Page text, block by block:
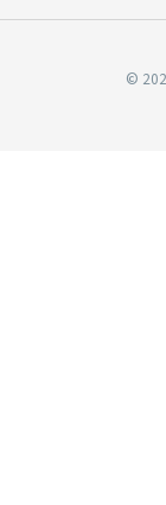
©